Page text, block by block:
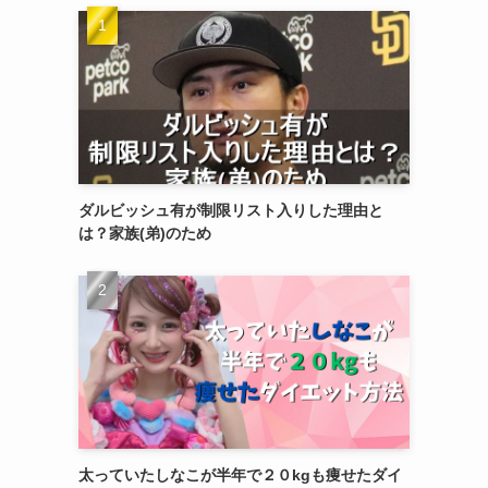
ダルビッシュ有が制限リスト入りした理由と
は？家族(弟)のため
太っていたしなこが半年で２０kgも痩せたダイ